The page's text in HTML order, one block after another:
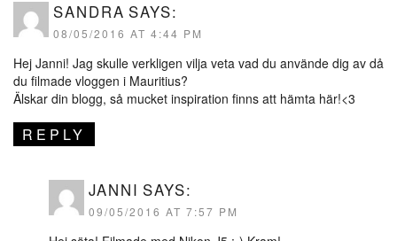
SANDRA SAYS:
08/05/2016 AT 4:44 PM
Hej Janni! Jag skulle verkligen vilja veta vad du använde dig av då
du filmade vloggen i Mauritius?
Älskar din blogg, så mucket inspiration finns att hämta här!<3
REPLY
JANNI SAYS:
09/05/2016 AT 7:57 PM